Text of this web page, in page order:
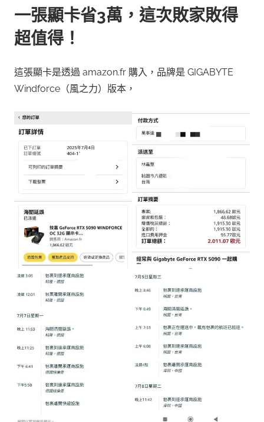
一張顯卡省3萬，這次敗家敗得
超值得！
這張顯卡是透過 amazon.fr 購入，品牌是 GIGABYTE
Windforce（風之力）版本，